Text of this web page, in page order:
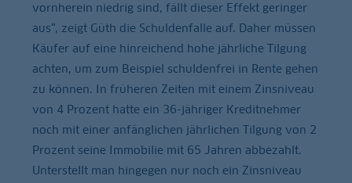
vornherein niedrig sind, fällt dieser Effekt geringer
aus“, zeigt Güth die Schuldenfalle auf. Daher müssen
Käufer auf eine hinreichend hohe jährliche Tilgung
achten, um zum Beispiel schuldenfrei in Rente gehen
zu können. In früheren Zeiten mit einem Zinsniveau
von 4 Prozent hatte ein 36-jähriger Kreditnehmer
noch mit einer anfänglichen jährlichen Tilgung von 2
Prozent seine Immobilie mit 65 Jahren abbezahlt.
Unterstellt man hingegen nur noch ein Zinsniveau